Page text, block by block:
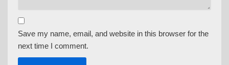
Save my name, email, and website in this browser for the
next time I comment.